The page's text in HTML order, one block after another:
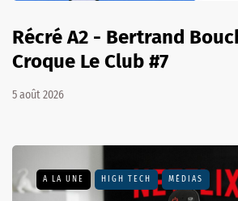
Récré A2 - Bertrand
Croque Le Club #7
5 août 2026
A LA UNE HIGH TECH MÉDIAS